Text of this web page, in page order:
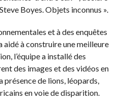
Boyes. Objets inconnus ».
et à des enquêtes
aidé à construire une meilleure
l’équipe a installé des
des images et des vidéos en
de lions, léopards,
en voie de disparition.